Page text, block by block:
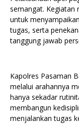
semangat. Kegiatan
untuk
tugas, serta
tanggung jawab
Kapolres Pasaman
melalui arahannya
hanya sekadar
membangun
menjalankan tugas